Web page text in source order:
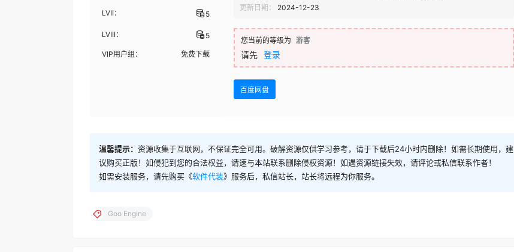
LVII： 5
LVIII： 5
VIP用户组： 免费下载
更新日期：
2024-12-23
您当前的等级为 游客
请先 登录
百度网盘
温馨提示： 资源收集于互联网，不保证完全可用。破解资源仅供学习参考，请于下载后24小时内删除！如需长期使用，建
议购买正版！如侵犯到您的合法权益，请速与本站联系删除侵权资源！如遇资源链接失效，请评论或私信联系作者！
如需安装服务，请先购买《软件代装》服务后，私信站长，站长将远程为你服务。
Goo Engine